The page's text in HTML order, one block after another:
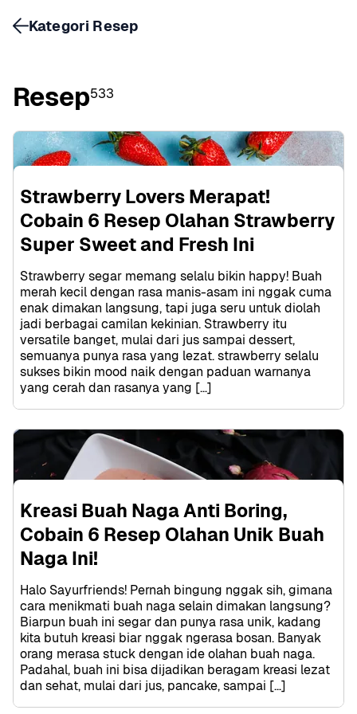
Resep533
Strawberry Lovers Merapat!
Cobain 6 Resep Olahan Strawberry
Super Sweet and Fresh Ini
Strawberry segar memang selalu bikin happy! Buah
merah kecil dengan rasa manis-asam ini nggak cuma
enak dimakan langsung, tapi juga seru untuk diolah
jadi berbagai camilan kekinian. Strawberry itu
versatile banget, mulai dari jus sampai dessert,
semuanya punya rasa yang lezat. strawberry selalu
sukses bikin mood naik dengan paduan warnanya
yang cerah dan rasanya yang […]
Kreasi Buah Naga Anti Boring,
Cobain 6 Resep Olahan Unik Buah
Naga Ini!
Halo Sayurfriends! Pernah bingung nggak sih, gimana
cara menikmati buah naga selain dimakan langsung?
Biarpun buah ini segar dan punya rasa unik, kadang
kita butuh kreasi biar nggak ngerasa bosan. Banyak
orang merasa stuck dengan ide olahan buah naga.
Padahal, buah ini bisa dijadikan beragam kreasi lezat
dan sehat, mulai dari jus, pancake, sampai […]
Kategori Resep